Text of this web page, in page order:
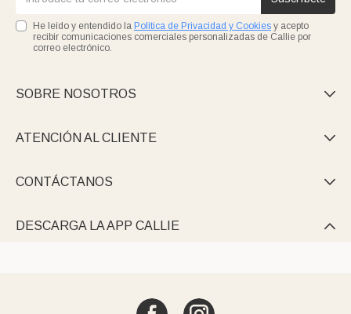
He leído y entendido la Política de Privacidad y Cookies y acepto
recibir comunicaciones comerciales personalizadas de Callie por
correo electrónico.
SOBRE NOSOTROS 
ATENCIÓN AL CLIENTE 
CONTÁCTANOS 
DESCARGA LA APP CALLIE 